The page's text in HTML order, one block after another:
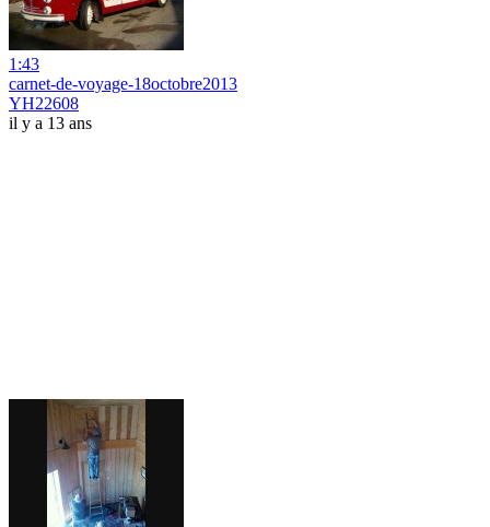
1:43
carnet-de-voyage-18octobre2013
YH22608
il y a 13 ans